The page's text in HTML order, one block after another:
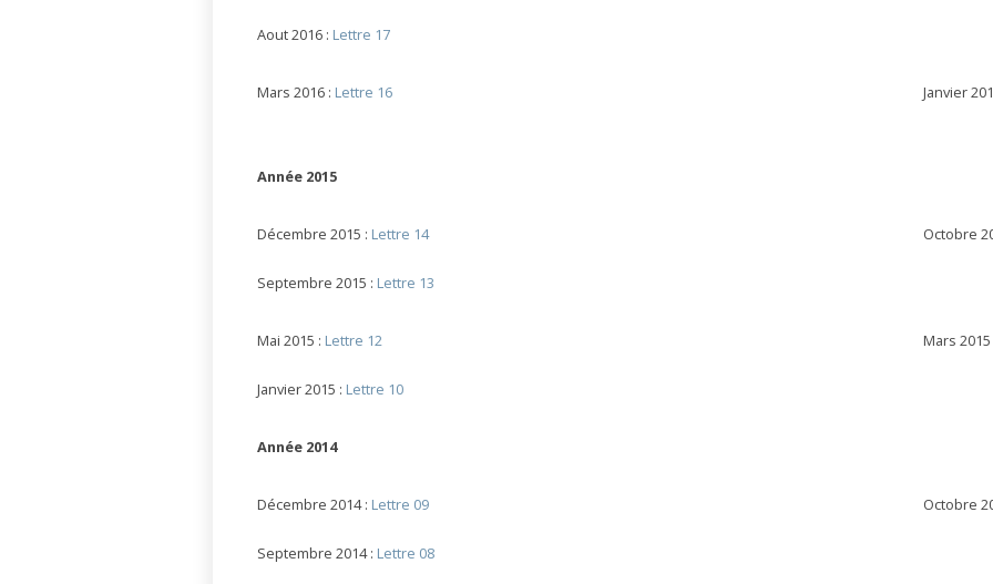
Aout 2016 : Lettre 17
Mars 2016 : Lettre 16 Janvier
Année 2015
Décembre 2015 : Lettre 14 Octobre
Septembre 2015 : Lettre 13
Mai 2015 : Lettre 12 Mars
Janvier 2015 : Lettre 10
Année 2014
Décembre 2014 : Lettre 09 Octobre
Septembre 2014 : Lettre 08